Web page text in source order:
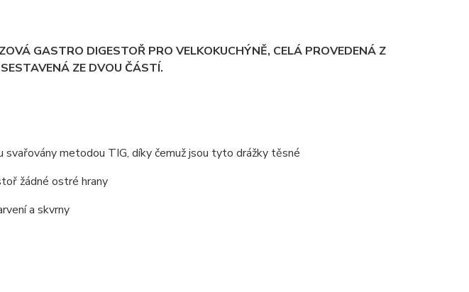
GASTRO DIGESTOŘ PRO VELKOKUCHÝNĚ, CELÁ PROVEDENÁ Z
ZE DVOU ČÁSTÍ.
svařovány metodou TIG, díky čemuž jsou tyto drážky těsné
žádné ostré hrany
a skvrny